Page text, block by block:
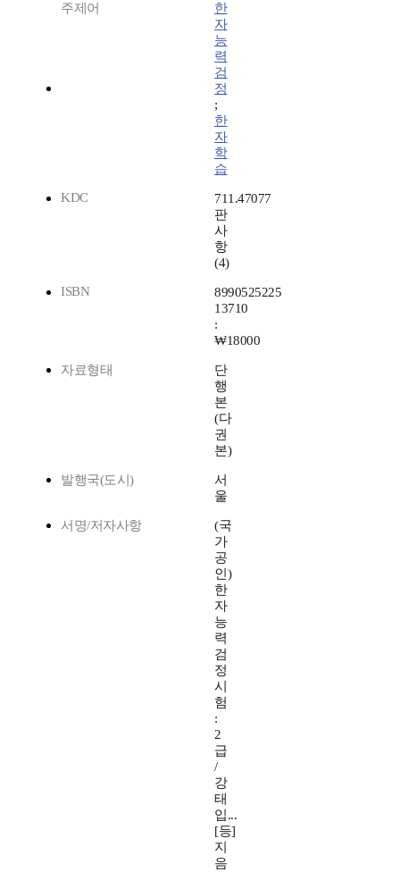
주제어
한
자
능
력
검
정
;
한
자
학
습
KDC
711.47077
판
사
항
(4)
ISBN
8990525225
13710
:
₩18000
자료형태
단
행
본
(다
권
본)
발행국(도시)
서
울
서명/저자사항
(국
가
공
인)
한
자
능
력
검
정
시
험
:
2
급
/
강
태
입...
[등]
지
음